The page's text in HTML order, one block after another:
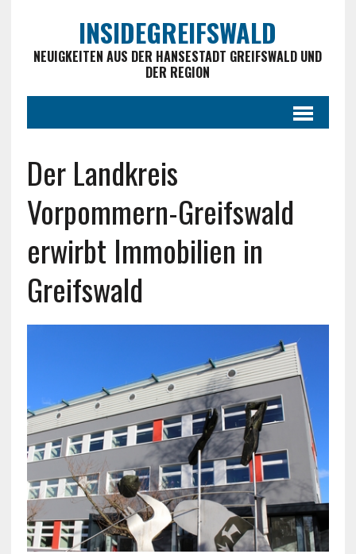
INSIDEGREIFSWALD
NEUIGKEITEN AUS DER HANSESTADT GREIFSWALD UND
DER REGION
Der Landkreis
Vorpommern-Greifswald
erwirbt Immobilien in
Greifswald